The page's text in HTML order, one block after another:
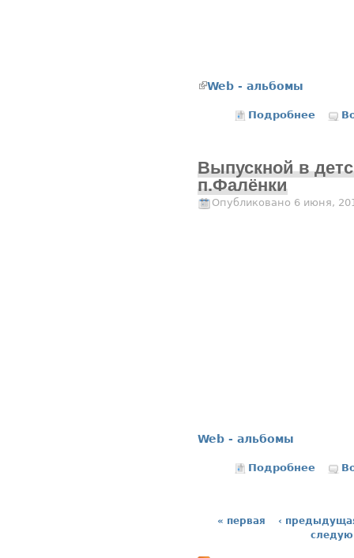
(внешняя ссылка)
Web - альбомы
Подробнее о
Выпускной в
п.Фалёнки
Опубликовано 6 июня,
Web - альбомы
Подробнее о
« первая
‹